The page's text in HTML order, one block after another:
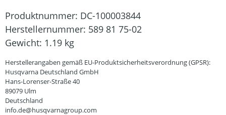
Produktnummer: DC-100003844
Herstellernummer: 589 81 75-02
Gewicht: 1.19 kg
Herstellerangaben gemäß EU-Produktsicherheitsverordnung (GPSR):
Husqvarna Deutschland GmbH
Hans-Lorenser-Straße 40
89079 Ulm
Deutschland
info.de@husqvarnagroup.com